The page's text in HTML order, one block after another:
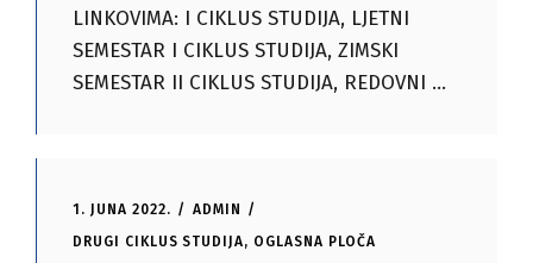
LINKOVIMA: I CIKLUS STUDIJA, LJETNI
SEMESTAR I CIKLUS STUDIJA, ZIMSKI
SEMESTAR II CIKLUS STUDIJA, REDOVNI
1. JUNA 2022.
ADMIN
DRUGI CIKLUS STUDIJA, OGLASNA PLOČA